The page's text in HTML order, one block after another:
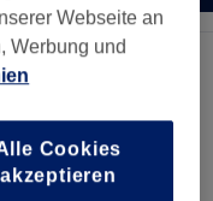
und Umland
Webseite an
Werbung und
Cookies
akzeptieren